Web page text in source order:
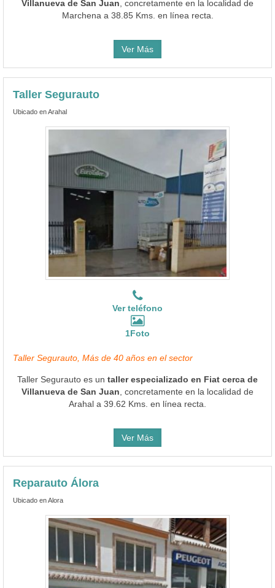
Villanueva de San Juan , concretamente en la localidad de
Marchena a 38.85 Kms. en línea recta.
Ver Más
Taller Segurauto
Ubicado en Arahal
Ver teléfono
1Foto
Taller Segurauto, Más de 40 años en el sector
Taller Segurauto es un taller especializado en Fiat cerca de
Villanueva de San Juan , concretamente en la localidad de
Arahal a 39.62 Kms. en línea recta.
Ver Más
Reparauto Álora
Ubicado en Alora